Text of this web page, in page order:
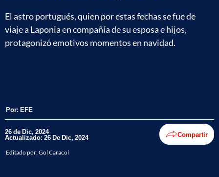
El astro portugués, quien por estas fechas se fue de
viaje a Laponia en compañía de su esposa e hijos,
protagonizó emotivos momentos en navidad.
Por: EFE
26 de Dic, 2024
Actualizado: 26 De Dic, 2024 Compartir
Editado por:Gol Caracol